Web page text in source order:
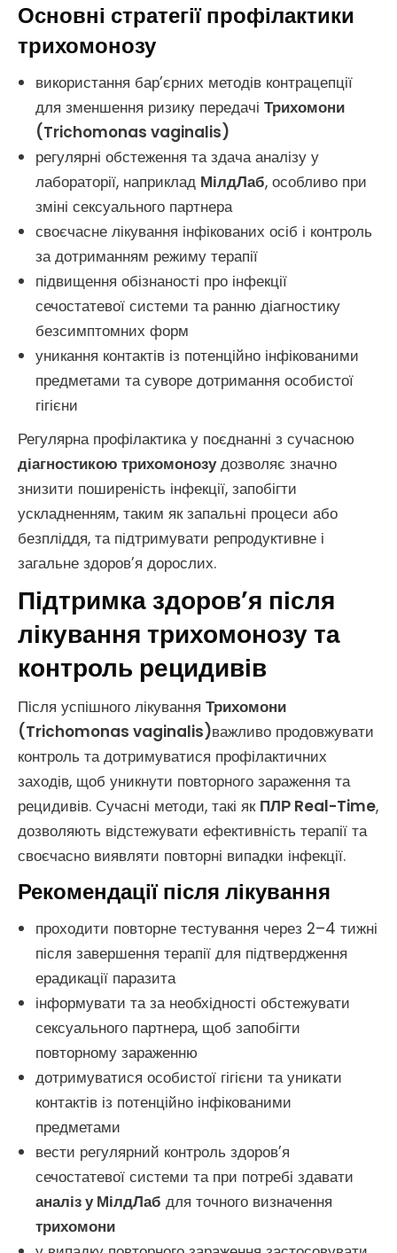
Основні стратегії профілактики
трихомонозу
використання бар’єрних методів контрацепції
для зменшення ризику передачі Трихомони
(Trichomonas vaginalis)
регулярні обстеження та здача аналізу у
лабораторії, наприклад МілдЛаб, особливо при
зміні сексуального партнера
своєчасне лікування інфікованих осіб і контроль
за дотриманням режиму терапії
підвищення обізнаності про інфекції
сечостатевої системи та ранню діагностику
безсимптомних форм
уникання контактів із потенційно інфікованими
предметами та суворе дотримання особистої
гігієни
Регулярна профілактика у поєднанні з сучасною
діагностикою трихомонозудозволяє значно
знизити поширеність інфекції, запобігти
ускладненням, таким як запальні процеси або
безпліддя, та підтримувати репродуктивне і
загальне здоров’я дорослих.
Підтримка здоров’я після
лікування трихомонозу та
контроль рецидивів
Після успішного лікування Трихомони
(Trichomonas vaginalis)важливо продовжувати
контроль та дотримуватися профілактичних
заходів, щоб уникнути повторного зараження та
рецидивів. Сучасні методи, такі як ПЛР Real-Time,
дозволяють відстежувати ефективність терапії та
своєчасно виявляти повторні випадки інфекції.
Рекомендації після лікування
проходити повторне тестування через 2–4 тижні
після завершення терапії для підтвердження
ерадикації паразита
інформувати та за необхідності обстежувати
сексуального партнера, щоб запобігти
повторному зараженню
дотримуватися особистої гігієни та уникати
контактів із потенційно інфікованими
предметами
вести регулярний контроль здоров’я
сечостатевої системи та при потребі здавати
аналіз у МілдЛаб для точного визначення
трихомони